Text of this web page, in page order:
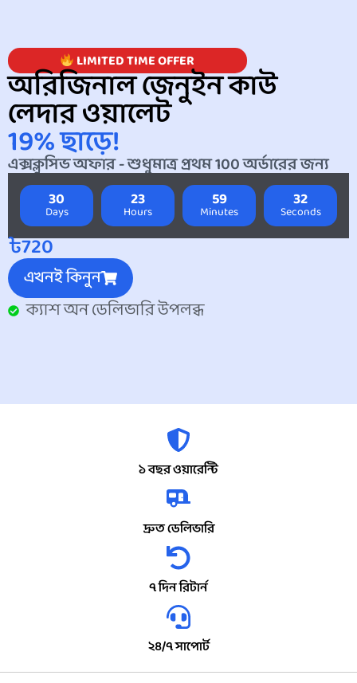
LIMITED TIME OFFER
অরিজিনাল জেনুইন কাউ
লেদার ওয়ালেট
19% ছাড়ে!
এক্সক্লুসিভ অফার - শুধুমাত্র প্রথম 100 অর্ডারের জন্য
30
Days
23
Hours
59
Minutes
32
Seconds
৳720
এখনই কিনুন
ক্যাশ অন ডেলিভারি উপলব্ধ
১ বছর ওয়ারেন্টি
দ্রুত ডেলিভারি
৭ দিন রিটার্ন
২৪/৭ সাপোর্ট